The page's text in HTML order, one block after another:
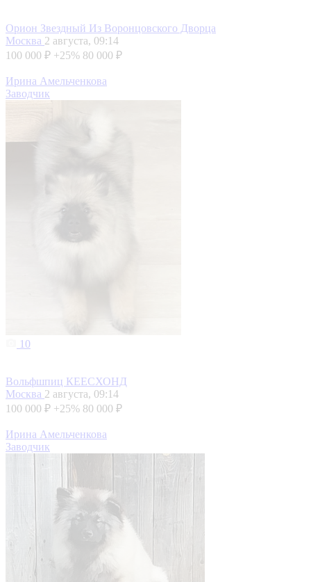
Орион Звездный Из Воронцовского Дворца
Москва 2 августа, 09:14
100 000 ₽ +25% 80 000 ₽
Ирина Амельченкова
Заводчик
10
Вольфшпиц КЕЕСХОНД
Москва 2 августа, 09:14
100 000 ₽ +25% 80 000 ₽
Ирина Амельченкова
Заводчик